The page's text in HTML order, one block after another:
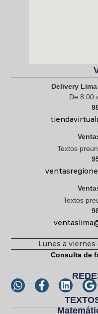
Delivery
De 8:00
Textos
Textos
Lunes a viernes
Consulta de